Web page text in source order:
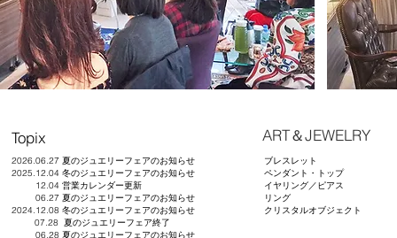
Topix ​ART＆JEWELRY
2026.06.27 夏のジュエリーフェアのお知らせ
2025.12.04 冬のジュエリーフェアのお知らせ
12.04 営業カレンダー更新
06.27 夏のジュエリーフェアのお知らせ
2024.12.08 冬のジュエリーフェアのお知らせ
07.28 夏のジュエリーフェア終了
06.28 夏のジュエリーフェアのお知らせ
ブレスレット
ペンダント・トップ
イヤリング／ピアス
リング
​クリスタルオブジェクト